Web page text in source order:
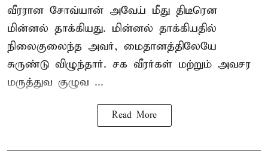
வீரரான சோவ்யான் அவேய் மீது திடீரென
மின்னல் தாக்கியது. மின்னல் தாக்கியதில்
நிலைகுலைந்த அவர், மைதானத்திலேயே
சுருண்டு விழுந்தார். சக வீரர்கள் மற்றும் அவசர
மருத்துவ குழுவ ...
Read More